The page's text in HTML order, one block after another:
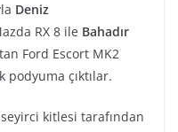
Deniz
RX 8 ile Bahadır
Ford Escort MK2
podyuma çıktılar.
kitlesi tarafından